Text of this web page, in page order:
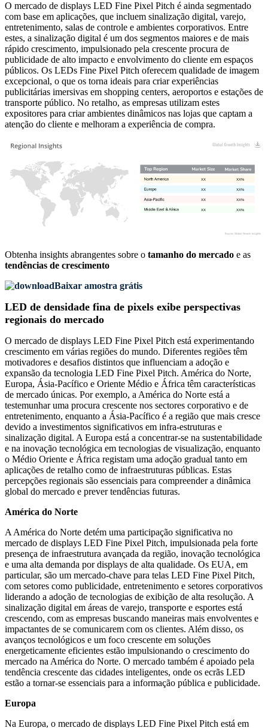
O mercado de displays LED Fine Pixel Pitch é ainda segmentado
com base em aplicações, que incluem sinalização digital, varejo,
entretenimento, salas de controle e ambientes corporativos. Entre
estes, a sinalização digital é um dos segmentos maiores e de mais
rápido crescimento, impulsionado pela crescente procura de
publicidade de alto impacto e envolvimento do cliente em espaços
públicos. Os LEDs Fine Pixel Pitch oferecem qualidade de imagem
excepcional, o que os torna ideais para criar experiências
publicitárias imersivas em shopping centers, aeroportos e estações de
transporte público. No retalho, as empresas utilizam estes
expositores para criar ambientes dinâmicos nas lojas que captam a
atenção do cliente e melhoram a experiência de compra.
XX%
XX
XX%
XX
XX%
XX
XX%
XX
Obtenha insights abrangentes sobre o tamanho do mercado e as
tendências de crescimento
Baixar amostra grátis
LED de densidade fina de pixels exibe perspectivas
regionais do mercado
O mercado de displays LED Fine Pixel Pitch está experimentando
crescimento em várias regiões do mundo. Diferentes regiões têm
motivadores e desafios distintos que influenciam a adoção e
expansão da tecnologia LED Fine Pixel Pitch. América do Norte,
Europa, Ásia-Pacífico e Oriente Médio e África têm características
de mercado únicas. Por exemplo, a América do Norte está a
testemunhar uma procura crescente nos sectores corporativo e de
entretenimento, enquanto a Ásia-Pacífico é a região que mais cresce
devido a investimentos significativos em infra-estruturas e
sinalização digital. A Europa está a concentrar-se na sustentabilidade
e na inovação tecnológica em tecnologias de visualização, enquanto
o Médio Oriente e África registam uma adoção gradual tanto em
aplicações de retalho como de infraestruturas públicas. Estas
percepções regionais são essenciais para compreender a dinâmica
global do mercado e prever tendências futuras.
América do Norte
A América do Norte detém uma participação significativa no
mercado de displays LED Fine Pixel Pitch, impulsionada pela forte
presença de infraestrutura avançada da região, inovação tecnológica
e uma alta demanda por displays de alta qualidade. Os EUA, em
particular, são um mercado-chave para telas LED Fine Pixel Pitch,
com setores como publicidade, entretenimento e setores corporativos
liderando a adoção de tecnologias de exibição de alta resolução. A
sinalização digital em áreas de varejo, transporte e esportes está
crescendo, com as empresas buscando maneiras mais envolventes e
impactantes de se comunicarem com os clientes. Além disso, os
avanços tecnológicos e um foco crescente em soluções
energeticamente eficientes estão impulsionando o crescimento do
mercado na América do Norte. O mercado também é apoiado pela
tendência crescente das cidades inteligentes, onde os ecrãs LED
estão a tornar-se essenciais para a informação pública e publicidade.
Europa
Na Europa, o mercado de displays LED Fine Pixel Pitch está em